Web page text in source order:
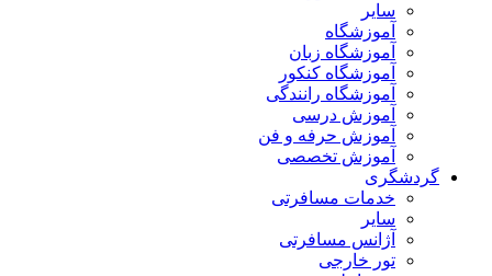
سایر
آموزشگاه
آموزشگاه زبان
آموزشگاه کنکور
آموزشگاه رانندگی
آموزش درسی
آموزش حرفه و فن
آموزش تخصصی
گردشگری
خدمات مسافرتی
سایر
آژانس مسافرتی
تور خارجی